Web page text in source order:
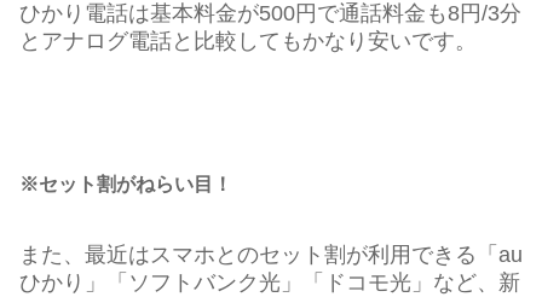
ひかり電話は基本料金が500円で通話料金も8円/3分
とアナログ電話と比較してもかなり安いです。
※セット割がねらい目！
また、最近はスマホとのセット割が利用できる「au
ひかり」「ソフトバンク光」「ドコモ光」など、新